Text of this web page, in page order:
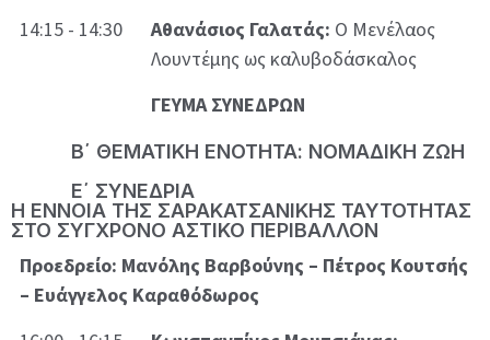
14:15 - 14:30
Αθανάσιος Γαλατάς: Ο Μενέλαος
Λουντέμης ως καλυβοδάσκαλος
ΓΕΥΜΑ ΣΥΝΕΔΡΩΝ
Β΄ ΘΕΜΑΤΙΚΗ ΕΝΟΤΗΤΑ: ΝΟΜΑΔΙΚΗ ΖΩΗ
Ε΄ ΣΥΝΕΔΡΙΑ
Η ΕΝΝΟΙΑ ΤΗΣ ΣΑΡΑΚΑΤΣΑΝΙΚΗΣ ΤΑΥΤΟΤΗΤΑΣ
ΣΤΟ ΣΥΓΧΡΟΝΟ ΑΣΤΙΚΟ ΠΕΡΙΒΑΛΛΟΝ
Προεδρείο: Μανόλης Βαρβούνης – Πέτρος Κουτσής
– Ευάγγελος Καραθόδωρος